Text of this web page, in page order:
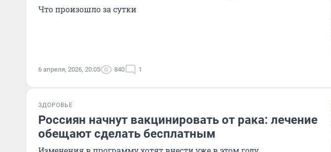
Что произошло за сутки
6 апреля, 2026, 20:05 840 1
ЗДОРОВЬЕ
Россиян начнут вакцинировать от рака: лечение
обещают сделать бесплатным